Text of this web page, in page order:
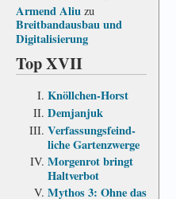
Armend Aliu zu
Breitbandausbau und
Digitalisierung
Top XVII
Knöllchen-Horst
Demjanjuk
Verfassungs­feind­
liche Garten­zwerge
Morgenrot bringt
Haltverbot
Mythos 3: Ohne das